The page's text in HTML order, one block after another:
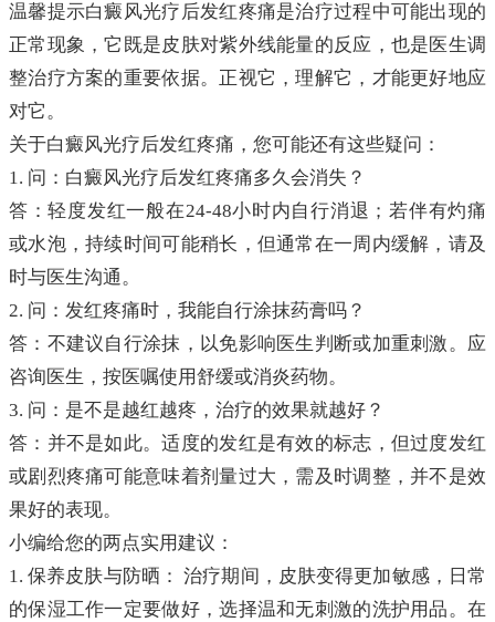
温馨提示白癜风光疗后发红疼痛是治疗过程中可能出现的
正常现象，它既是皮肤对紫外线能量的反应，也是医生调
整治疗方案的重要依据。正视它，理解它，才能更好地应
对它。
关于白癜风光疗后发红疼痛，您可能还有这些疑问：
1. 问：白癜风光疗后发红疼痛多久会消失？
答：轻度发红一般在24-48小时内自行消退；若伴有灼痛
或水泡，持续时间可能稍长，但通常在一周内缓解，请及
时与医生沟通。
2. 问：发红疼痛时，我能自行涂抹药膏吗？
答：不建议自行涂抹，以免影响医生判断或加重刺激。应
咨询医生，按医嘱使用舒缓或消炎药物。
3. 问：是不是越红越疼，治疗的效果就越好？
答：并不是如此。适度的发红是有效的标志，但过度发红
或剧烈疼痛可能意味着剂量过大，需及时调整，并不是效
果好的表现。
小编给您的两点实用建议：
1. 保养皮肤与防晒： 治疗期间，皮肤变得更加敏感，日常
的保湿工作一定要做好，选择温和无刺激的洗护用品。在